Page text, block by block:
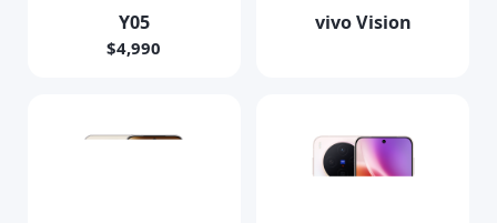
Y05
$4,990
vivo Vision